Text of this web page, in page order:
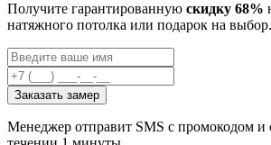
Получите гарантированную скидку 68%
натяжного потолка или подарок на выбор.
Заказать замер
Менеджер отправит SMS с промокодом и